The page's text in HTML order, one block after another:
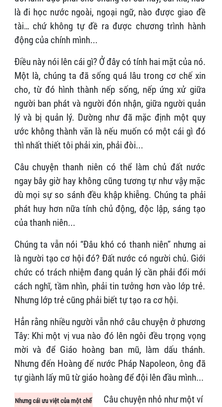
là đi học nước ngoài, ngoại ngữ, nào được giao đề
tài… chứ không tự đề ra được chương trình hành
động của chính mình...
Điều này nói lên cái gì? Ở đây có tính hai mặt của nó.
Một là, chúng ta đã sống quá lâu trong cơ chế xin
cho, từ đó hình thành nếp sống, nếp ứng xử giữa
người ban phát và người đón nhận, giữa người quản
lý và bị quản lý. Dường như đã mặc định một quy
ước không thành văn là nếu muốn có một cái gì đó
thì nhất thiết tôi phải xin, phải đòi...
Câu chuyện thanh niên có thể làm chủ đất nước
ngay bây giờ hay không cũng tương tự như vậy mặc
dù mọi sự so sánh đều khập khiễng. Chúng ta phải
phát huy hơn nữa tính chủ động, độc lập, sáng tạo
của thanh niên...
Chúng ta vẫn nói “Đâu khó có thanh niên” nhưng ai
là người tạo cơ hội đó? Đất nước có người chủ. Giới
chức có trách nhiệm đang quản lý cần phải đổi mới
cách nghĩ, tầm nhìn, phải tin tưởng hơn vào lớp trẻ.
Nhưng lớp trẻ cũng phải biết tự tạo ra cơ hội.
Hẳn rằng nhiều người vẫn nhớ câu chuyện ở phương
Tây: Khi một vị vua nào đó lên ngôi đều trọng vọng
mời và để Giáo hoàng ban mũ, làm dấu thánh.
Nhưng đến Hoàng đế nước Pháp Napoleon, ông đã
tự giành lấy mũ từ giáo hoàng để đội lên đầu mình...
Nhưng cái ưu việt của một chế
Câu chuyện nhỏ như một ví